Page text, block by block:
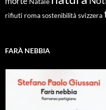
rifiuti roma sostenibilità svizzera
FARÀ NEBBIA